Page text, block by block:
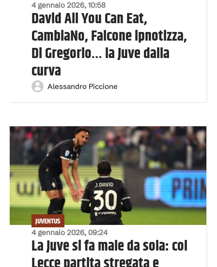
4 gennaio 2026, 10:58
David All You Can Eat,
CambiaNo, Falcone ipnotizza,
Di Gregorio… la Juve dalla
curva
Alessandro Piccione
4 gennaio 2026, 09:24
JUVENTUS
La Juve si fa male da sola: col